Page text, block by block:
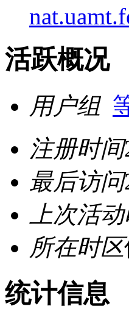
活跃概况
用户组
注册时间
最后访问
上次活
所在时区
统计信息